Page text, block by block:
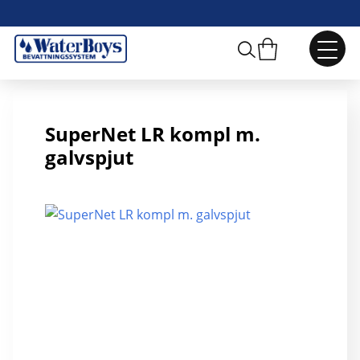
SuperNet LR 70l/h kompl m. gal
SuperNet LR kompl m.
galvspjut